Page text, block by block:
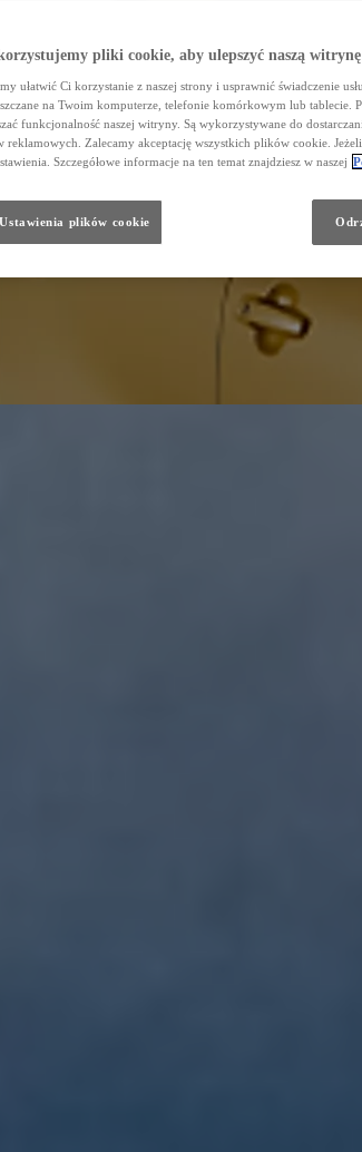
pliki cookie, aby ulepszyć naszą witrynę
ułatwić Ci korzystanie z naszej strony i usprawnić świadczenie
na Twoim komputerze, telefonie komórkowym lub tablecie.
funkcjonalność naszej witryny. Są wykorzystywane do
reklamowych. Zalecamy akceptację wszystkich plików cookie.
Szczegółowe informacje na ten temat znajdziesz w naszej
Ustawienia plików cookie